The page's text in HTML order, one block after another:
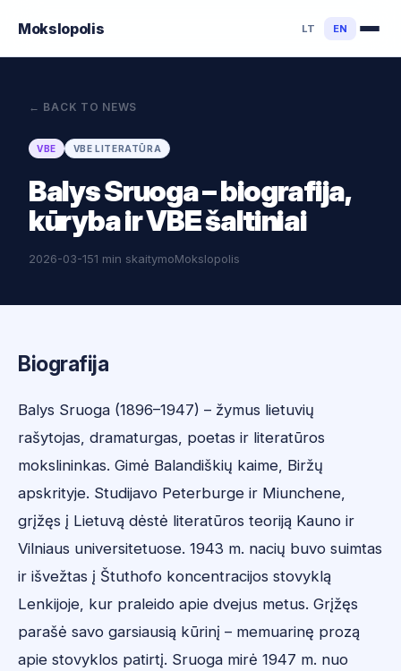
Mokslopolis LT EN
← BACK TO NEWS
VBE VBE LITERATŪRA
Balys Sruoga – biografija,
kūryba ir VBE šaltiniai
2026-03-151 min skaitymoMokslopolis
Biografija
Balys Sruoga (1896–1947) – žymus lietuvių
rašytojas, dramaturgas, poetas ir literatūros
mokslininkas. Gimė Balandiškių kaime, Biržų
apskrityje. Studijavo Peterburge ir Miunchene,
grįžęs į Lietuvą dėstė literatūros teoriją Kauno ir
Vilniaus universitetuose. 1943 m. nacių buvo suimtas
ir išvežtas į Štuthofo koncentracijos stovyklą
Lenkijoje, kur praleido apie dvejus metus. Grįžęs
parašė savo garsiausią kūrinį – memuarinę prozą
apie stovyklos patirtį. Sruoga mirė 1947 m. nuo